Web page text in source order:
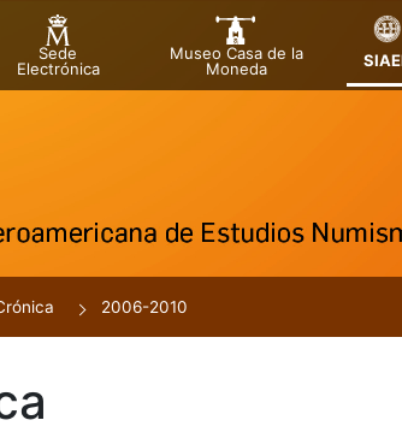
Sede
Electrónica
Museo Casa de la
Moneda
2006-2010